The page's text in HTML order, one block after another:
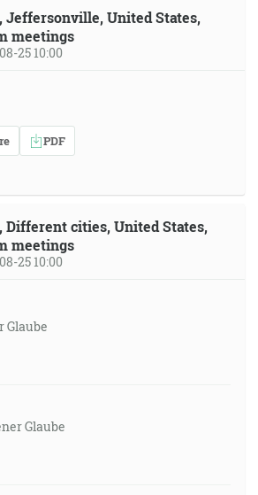
Jeffersonville, United States,
meetings
25 10:00
PDF
Different cities, United States,
meetings
25 10:00
Glaube
Glaube